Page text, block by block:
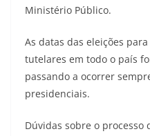
Ministério Público.
As datas das eleições
tutelares em todo o país
passando a ocorrer
presidenciais.
Dúvidas sobre o processo